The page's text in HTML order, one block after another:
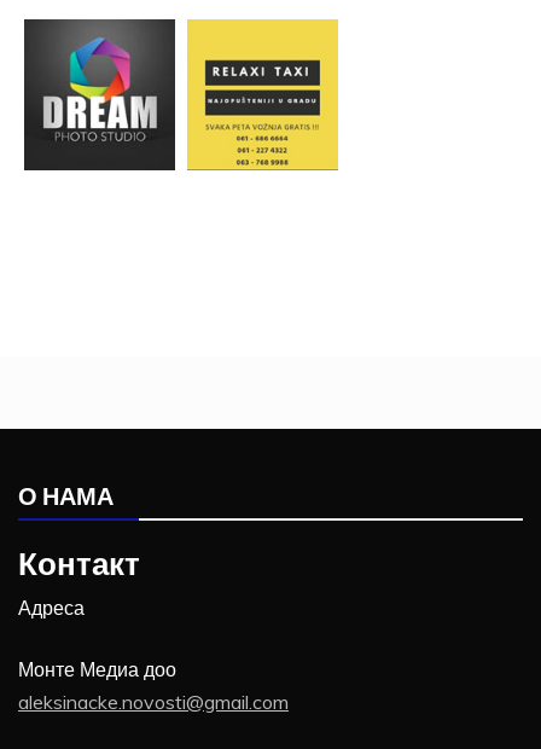
О НАМА
Контакт
Адреса
Монте Медиа доо
aleksinacke.novosti@gmail.com